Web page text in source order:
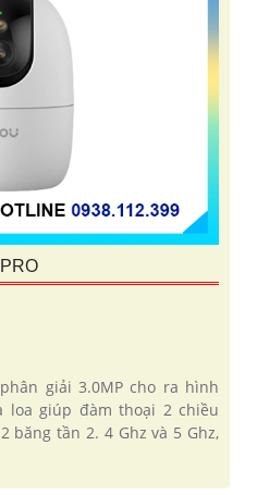
phân giải 3.0MP cho ra hình
loa giúp đàm thoại 2 chiều
tần 2. 4 Ghz và 5 Ghz,